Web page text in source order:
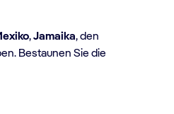
,Jamaika, den
Bestaunen Sie die